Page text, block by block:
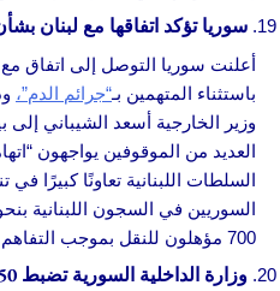
سوريا تؤكد اتفاقها مع لبنان
أعلنت سوريا التوصل إلى اتفاق مع
باستثناء المتهمين بـ“جرائم الدم”،
وزير الخارجية أسعد الشيباني
العديد من الموقوفين يواجهون
السلطات اللبنانية تعاونًا كبيرًا في
700 مؤهلون للنقل بموجب التفاهم الجديد.